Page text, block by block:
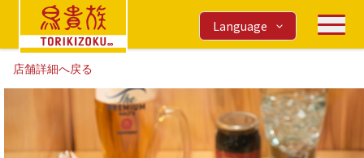
Language
店舗詳細へ戻る